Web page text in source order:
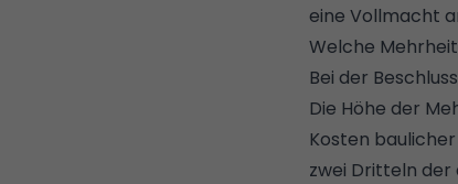
eine Vollmacht
Welche
Bei der
Die Höhe der
Kosten
zwei Dritteln